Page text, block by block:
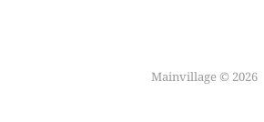
Mainvillage © 2026